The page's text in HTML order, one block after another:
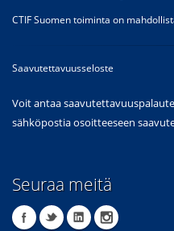
CTIF Suomen toiminta on
Saavutettavuusseloste
Voit antaa
sähköpostia osoitteeseen
Seuraa meitä